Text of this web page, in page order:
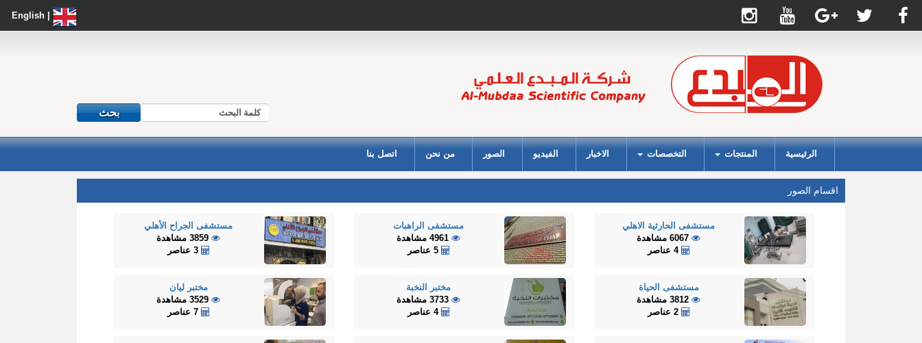
الرئيسية المنتجات التخصصات الاخبار الفيديو الصور من نحن اتصل بنا
اقسام الصور
مستشفى الحارثية الاهلي
6067 مشاهدة
4 عناصر
مستشفى الراهبات
4961 مشاهدة
5 عناصر
مستشفى الجراح الأهلي
3859 مشاهدة
3 عناصر
مستشفى الحياة
3812 مشاهدة
2 عناصر
مختبر النخبة
3733 مشاهدة
4 عناصر
مختبر ليان
3529 مشاهدة
7 عناصر